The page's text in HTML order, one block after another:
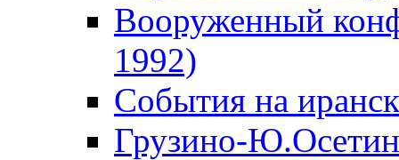
Вооруженный
1992)
События на
Грузино-